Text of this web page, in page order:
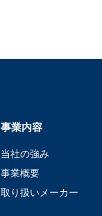
事業内容
当社の強み
事業概要
取り扱いメーカー